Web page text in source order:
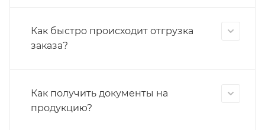
Как быстро происходит отгрузка
заказа?
Как получить документы на
продукцию?